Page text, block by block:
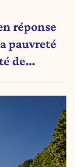
réponse
pauvreté
de